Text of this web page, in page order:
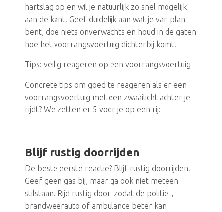
hartslag op en wil je natuurlijk zo snel mogelijk
aan de kant. Geef duidelijk aan wat je van plan
bent, doe niets onverwachts en houd in de gaten
hoe het voorrangsvoertuig dichterbij komt.
Tips: veilig reageren op een voorrangsvoertuig
Concrete tips om goed te reageren als er een
voorrangsvoertuig met een zwaailicht achter je
rijdt? We zetten er 5 voor je op een rij:
Blijf rustig doorrijden
De beste eerste reactie? Blijf rustig doorrijden.
Geef geen gas bij, maar ga ook niet meteen
stilstaan. Rijd rustig door, zodat de politie-,
brandweerauto of ambulance beter kan